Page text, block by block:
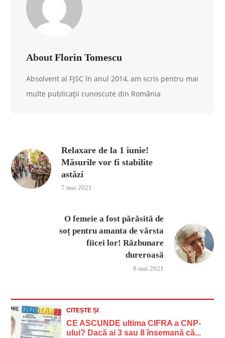
About Florin Tomescu
Absolvent al FJSC în anul 2014, am scris pentru mai
multe publicații cunoscute din România
Relaxare de la 1 iunie!
Măsurile vor fi stabilite
astăzi
7 mai 2021
O femeie a fost părăsită de
soț pentru amanta de vârsta
fiicei lor! Răzbunare
dureroasă
8 mai 2021
CITEȘTE ȘI
CE ASCUNDE ultima CIFRA a CNP-
ului? Dacă ai 3 sau 8 însemană că...